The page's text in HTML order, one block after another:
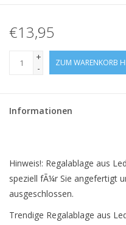
€13,95
+
-
ZUM WARENKORB
Informationen
Hinweis!: Regalablage aus
speziell fÃ¼r Sie angefertigt
ausgeschlossen.
Trendige Regalablage aus